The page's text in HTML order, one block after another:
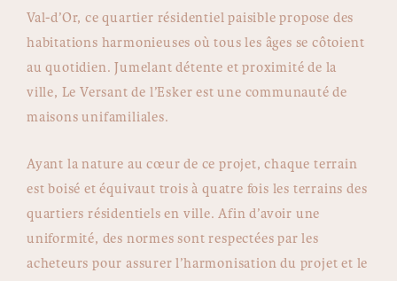
Val-d’Or, ce quartier résidentiel paisible propose des
habitations harmonieuses où tous les âges se côtoient
au quotidien. Jumelant détente et proximité de la
ville, Le Versant de l’Esker est une communauté de
maisons unifamiliales.
Ayant la nature au cœur de ce projet, chaque terrain
est boisé et équivaut trois à quatre fois les terrains des
quartiers résidentiels en ville. Afin d’avoir une
uniformité, des normes sont respectées par les
acheteurs pour assurer l’harmonisation du projet et le